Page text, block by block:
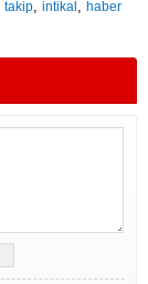
takip, intikal , haber